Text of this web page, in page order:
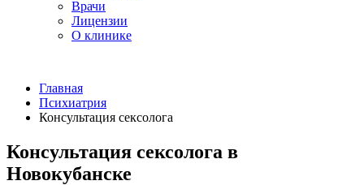
Врачи
Лицензии
О клинике
Главная
Психиатрия
Консультация сексолога
Консультация сексолога в
Новокубанске